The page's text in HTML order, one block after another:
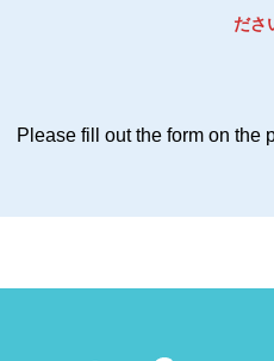
ださ
Please fill out the form on the